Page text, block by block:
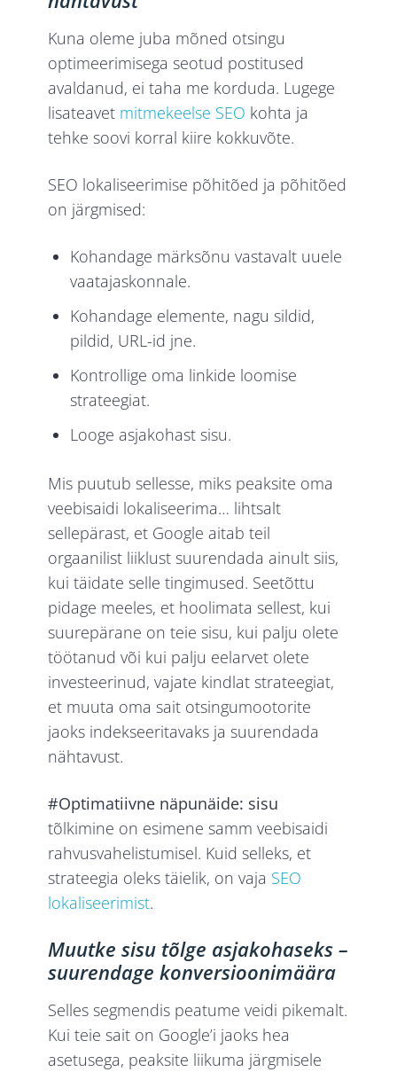
Kuna oleme juba mõned otsingu
optimeerimisega seotud postitused
avaldanud, ei taha me korduda. Lugege
lisateavet mitmekeelse SEO kohta ja
tehke soovi korral kiire kokkuvõte.
SEO lokaliseerimise põhitõed ja põhitõed
on järgmised:
Kohandage märksõnu vastavalt uuele
vaatajaskonnale.
Kohandage elemente, nagu sildid,
pildid, URL-id jne.
Kontrollige oma linkide loomise
strateegiat.
Looge asjakohast sisu.
Mis puutub sellesse, miks peaksite oma
veebisaidi lokaliseerima… lihtsalt
sellepärast, et Google aitab teil
orgaanilist liiklust suurendada ainult siis,
kui täidate selle tingimused. Seetõttu
pidage meeles, et hoolimata sellest, kui
suurepärane on teie sisu, kui palju olete
töötanud või kui palju eelarvet olete
investeerinud, vajate kindlat strateegiat,
et muuta oma sait otsingumootorite
jaoks indekseeritavaks ja suurendada
nähtavust.
#Optimatiivne näpunäide: sisu
tõlkimine on esimene samm veebisaidi
rahvusvahelistumisel. Kuid selleks, et
strateegia oleks täielik, on vaja SEO
lokaliseerimist.
Muutke sisu tõlge asjakohaseks –
suurendage konversioonimäära
Selles segmendis peatume veidi pikemalt.
Kui teie sait on Google’i jaoks hea
asetusega, peaksite liikuma järgmisele